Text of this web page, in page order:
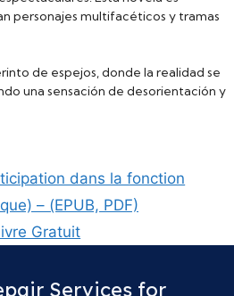
personajes multifacéticos y tramas
de espejos, donde la realidad se
una sensación de desorientación y
dans la fonction
– (EPUB, PDF)
Gratuit
Services for